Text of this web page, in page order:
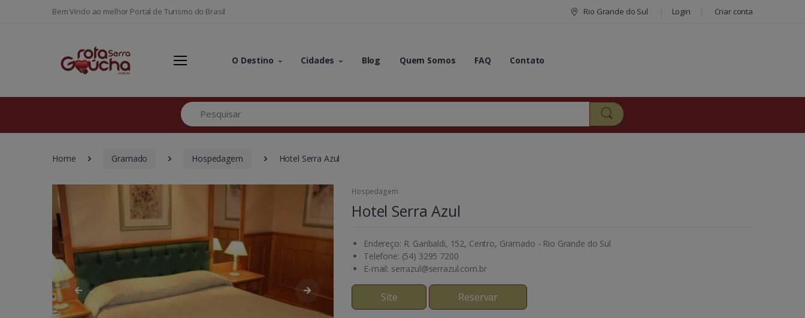
Bem Vindo ao melhor Portal de Turismo do Brasil Rio Grande do Sul Login Criar conta
O Destino Cidades Blog Quem Somos FAQ Contato
Pesquisar
Home Gramado Hospedagem Hotel Serra Azul
Hospedagem
Hotel Serra Azul
Endereço: R. Garibaldi, 152, Centro, Gramado - Rio Grande do Sul
Telefone: (54) 3295 7200
E-mail: serrazul@serrazul.com.br
Site Reservar